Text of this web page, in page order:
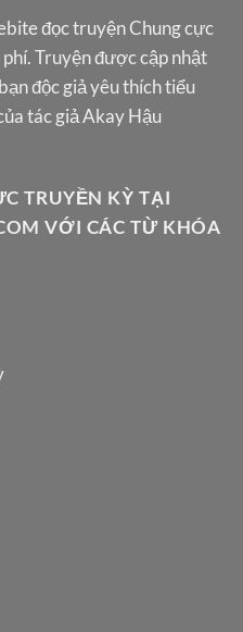
đọc truyện Chung cực
Truyện được cập nhật
độc giả yêu thích tiểu
tác giả Akay Hậu
TRUYỀN KỲ TẠI
VỚI CÁC TỪ KHÓA